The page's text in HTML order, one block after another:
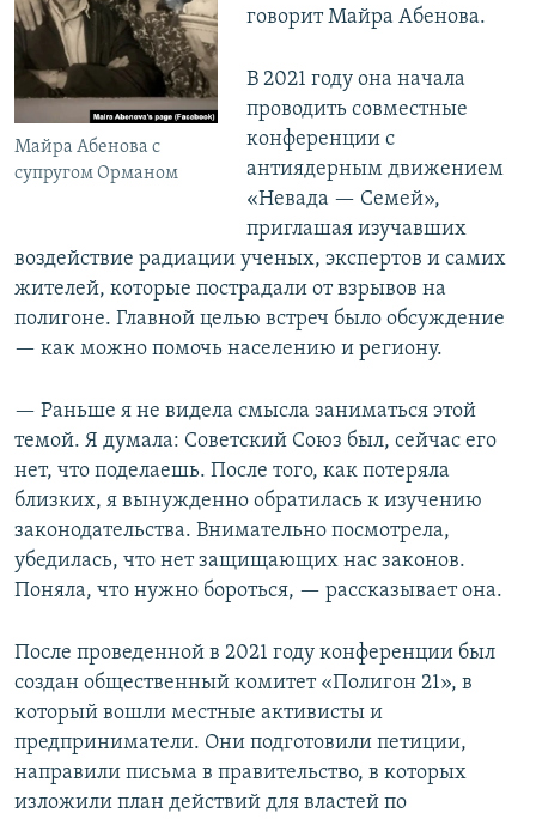
Майра Абенова с
супругом Орманом
говорит Майра Абенова.
В 2021 году она начала
проводить совместные
конференции с
антиядерным движением
«Невада — Семей»,
приглашая изучавших
воздействие радиации ученых, экспертов и самих
жителей, которые пострадали от взрывов на
полигоне. Главной целью встреч было обсуждение
— как можно помочь населению и региону.
— Раньше я не видела смысла заниматься этой
темой. Я думала: Советский Союз был, сейчас его
нет, что поделаешь. После того, как потеряла
близких, я вынужденно обратилась к изучению
законодательства. Внимательно посмотрела,
убедилась, что нет защищающих нас законов.
Поняла, что нужно бороться, — рассказывает она.
После проведенной в 2021 году конференции был
создан общественный комитет «Полигон 21», в
который вошли местные активисты и
предприниматели. Они подготовили петиции,
направили письма в правительство, в которых
изложили план действий для властей по